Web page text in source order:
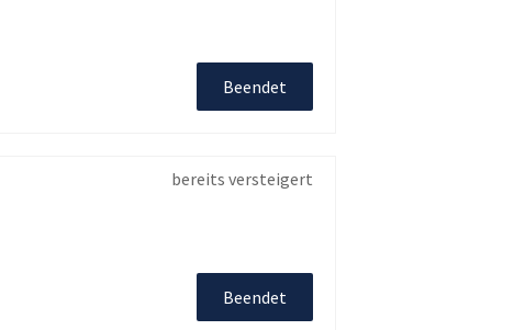
Beendet
bereits versteigert
Beendet